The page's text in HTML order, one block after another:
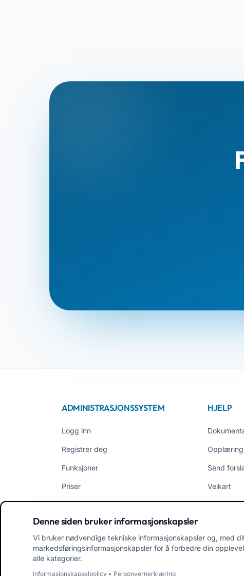
ADMINISTRASJONSSYSTEM
Logg inn
Registrer deg
Funksjoner
Priser
EasyNido
EasyInfanzia
HJELP
Opplæring
Send
Veikart
Denne siden bruker informasjonskapsler
Vi bruker nødvendige tekniske informasjonskapsler og, med
markedsføringsinformasjonskapsler for å forbedre din
alle kategorier.
Informasjonskapselpolicy • Personvernerklæring